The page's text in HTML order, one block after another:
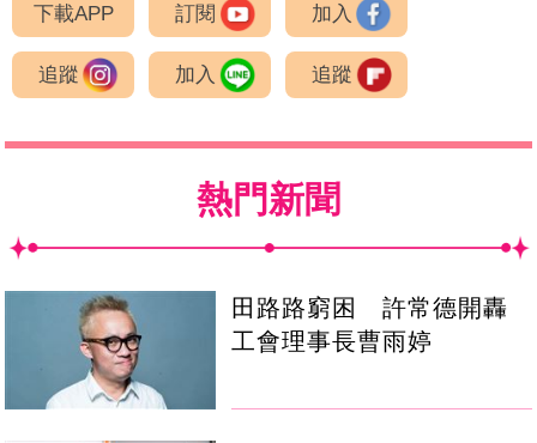
下載APP 訂閱 加入
追蹤 加入 追蹤
熱門新聞
田路路窮困 許常德開轟
工會理事長曹雨婷